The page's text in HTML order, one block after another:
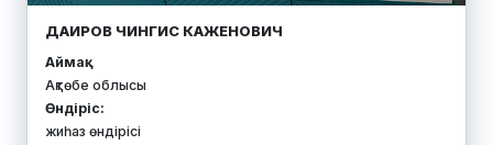
ДАИРОВ ЧИНГИС КАЖЕНОВИЧ
Аймақ:
Ақтөбе облысы
Өндіріс:
жиһаз өндірісі